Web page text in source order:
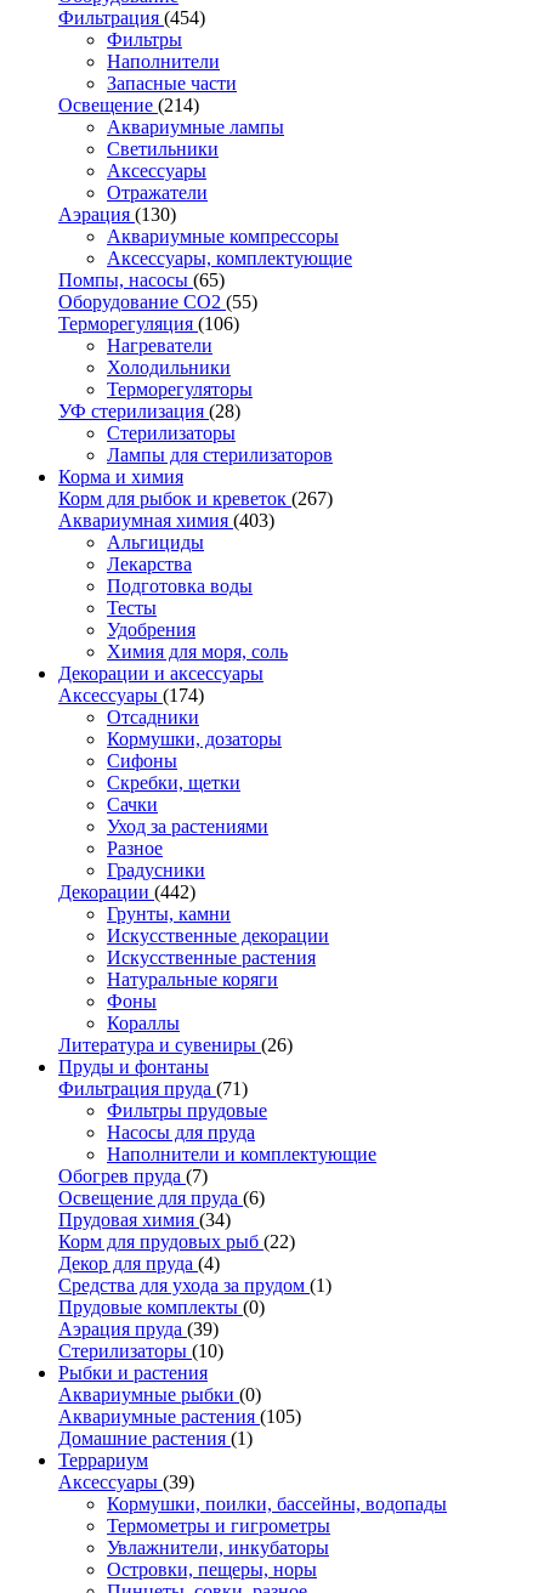
Фильтрация (454)
Фильтры
Наполнители
Запасные части
Освещение (214)
Аквариумные лампы
Светильники
Аксессуары
Отражатели
Аэрация (130)
Аквариумные компрессоры
Аксессуары, комплектующие
Помпы, насосы (65)
Оборудование CO2 (55)
Терморегуляция (106)
Нагреватели
Холодильники
Терморегуляторы
УФ стерилизация (28)
Стерилизаторы
Лампы для стерилизаторов
Корма и химия
Корм для рыбок и креветок (267)
Аквариумная химия (403)
Альгициды
Лекарства
Подготовка воды
Тесты
Удобрения
Химия для моря, соль
Декорации и аксессуары
Аксессуары (174)
Отсадники
Кормушки, дозаторы
Сифоны
Скребки, щетки
Сачки
Уход за растениями
Разное
Градусники
Декорации (442)
Грунты, камни
Искусственные декорации
Искусственные растения
Натуральные коряги
Фоны
Кораллы
Литература и сувениры (26)
Пруды и фонтаны
Фильтрация пруда (71)
Фильтры прудовые
Насосы для пруда
Наполнители и комплектующие
Обогрев пруда (7)
Освещение для пруда (6)
Прудовая химия (34)
Корм для прудовых рыб (22)
Декор для пруда (4)
Средства для ухода за прудом (1)
Прудовые комплекты (0)
Аэрация пруда (39)
Стерилизаторы (10)
Рыбки и растения
Аквариумные рыбки (0)
Аквариумные растения (105)
Домашние растения (1)
Террариум
Аксессуары (39)
Кормушки, поилки, бассейны, водопады
Термометры и гигрометры
Увлажнители, инкубаторы
Островки, пещеры, норы